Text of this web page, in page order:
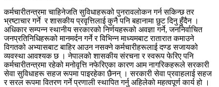
कर्मचारीतन्त्रमा चाहिनेजति सुविधाहरूको पुनरावलोकन गर्न सकिन्छ तर
भ्रष्टाचार गर्ने र शासकीय प्रवृत्तिलाई कुनै पनि बहानामा छुट दिनु हुँदैन ।
अधिकार सम्पन्न स्थानीय सरकारको निर्णयहरूको अवज्ञा गर्ने, जननिर्वाचित
जनप्रतिनिधिहरूको मानमर्दन गर्ने र विभिन्न माध्यमबाट रातारात कमाउने
विगतको अभ्यासबाट बाहिर आउन नसक्ने कर्मचारीहरूलाई दण्ड सजायको
व्यवस्था आवश्यक छ । नेपालको शासकीय संरचना र स्वरूप फेरिए पनि
कर्मचारीतन्त्रमा रहेको मनोवृत्ति नफेरिएका कारण आम नागरिकहरूले सरकारी
सेवा सुविधाहरू सहज रूपमा पाइरहेका छैनन् । सरकारी सेवा प्रवाहलाई सहज
र सरल रूपमा वितरण गर्ने प्रणाली स्थापित गर्नु अहिलेको महत्वपूर्ण कार्य हो ।